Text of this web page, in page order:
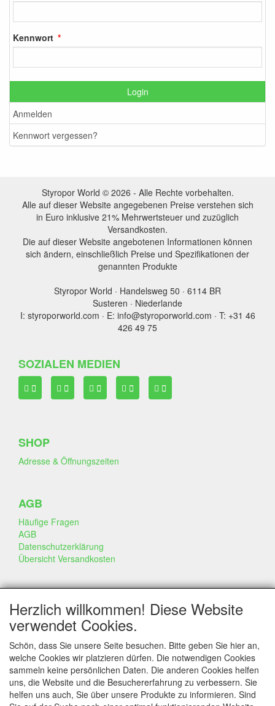
Kennwort
Login
Anmelden
Kennwort vergessen?
Styropor World © 2026 - Alle Rechte vorbehalten.
Alle auf dieser Website angegebenen Preise verstehen sich
in Euro inklusive 21% Mehrwertsteuer und zuzüglich
Versandkosten.
Die auf dieser Website angebotenen Informationen können
sich ändern, einschließlich Preise und Spezifikationen der
genannten Produkte
Styropor World · Handelsweg 50 · 6114 BR
Susteren · Niederlande
I: styroporworld.com · E: info@styroporworld.com · T: +31 46
426 49 75
SOZIALEN MEDIEN
SHOP
Adresse & Öffnungszeiten
AGB
Häufige Fragen
AGB
Datenschutzerklärung
Übersicht Versandkosten
GESCHÄFT & INFO
Kontakt
Firmen Information
Portfolio
Disclaimer
Statement & Umwelt
Torten mit Dummies
Herzlich willkommen! Diese Website
verwendet Cookies.
Schön, dass Sie unsere Seite besuchen. Bitte geben Sie hier an,
welche Cookies wir platzieren dürfen. Die notwendigen Cookies
sammeln keine persönlichen Daten. Die anderen Cookies helfen
uns, die Website und die Besuchererfahrung zu verbessern. Sie
helfen uns auch, Sie über unsere Produkte zu informieren. Sind